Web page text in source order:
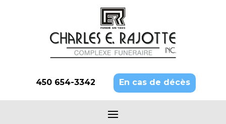
450 654-3342 En cas de décès